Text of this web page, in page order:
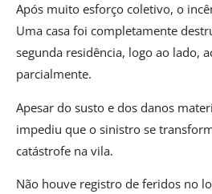
Após muito esforço coletivo, o
Uma casa foi completamente
segunda residência, logo ao lado,
parcialmente.
Apesar do susto e dos danos
impediu que o sinistro se
catástrofe na vila.
Não houve registro de feridos no